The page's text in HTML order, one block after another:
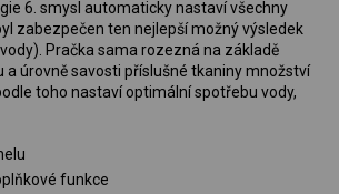
6. smysl automaticky nastaví všechny
zabezpečen ten nejlepší možný výsledek
Pračka sama rozezná na základě
a úrovně savosti příslušné tkaniny množství
toho nastaví optimální spotřebu vody,
funkce